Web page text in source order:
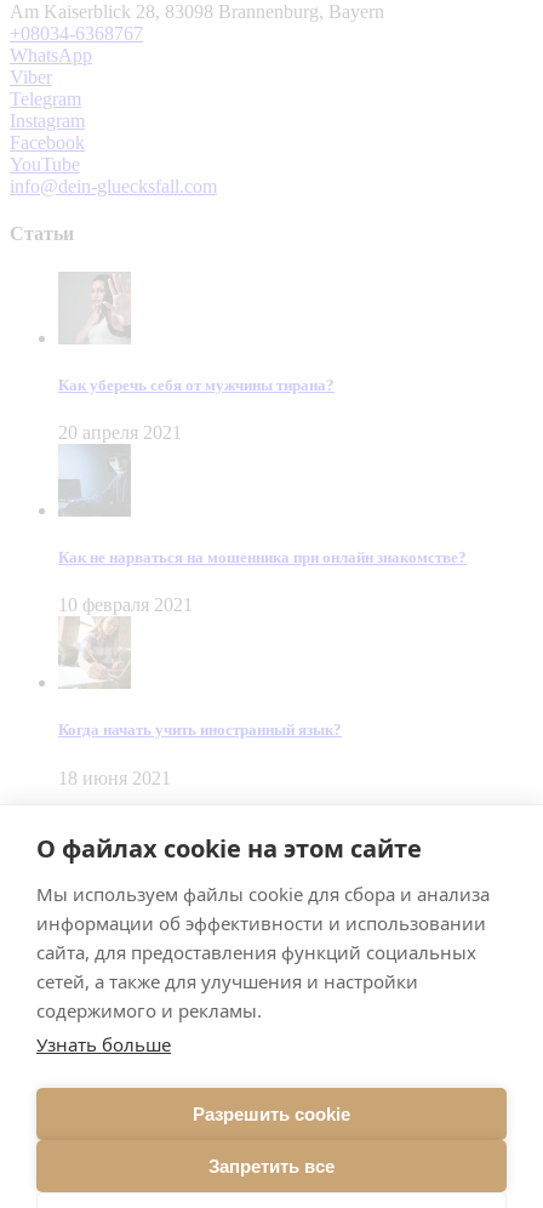
О файлах cookie на этом сайте
Мы используем файлы cookie для сбора и анализа
информации об эффективности и использовании
сайта, для предоставления функций социальных
сетей, а также для улучшения и настройки
содержимого и рекламы.
Узнать больше
Разрешить cookie
Запретить все
Am Kaiserblick 28, 83098 Brannenburg, Bayern
+08034-6368767
WhatsApp
Viber
Telegram
Instagram
Facebook
YouTube
info@dein-gluecksfall.com
Статьи
Как уберечь себя от мужчины тирана?
20 апреля 2021
Как не нарваться на мошенника при онлайн знакомстве?
10 февраля 2021
Когда начать учить иностранный язык?
18 июня 2021
Made bySmart Team
ImpressumDatenschutz
Подписывайтесь на меня в Телеграм
Подписаться
Брачное агентство в Германии